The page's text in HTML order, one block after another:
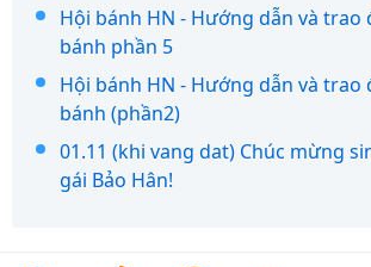
Hội bánh HN - Hướng dẫn và trao
bánh phần 5
Hội bánh HN - Hướng dẫn và trao
bánh (phần2)
01.11 (khi vang dat) Chúc mừng
gái Bảo Hân!